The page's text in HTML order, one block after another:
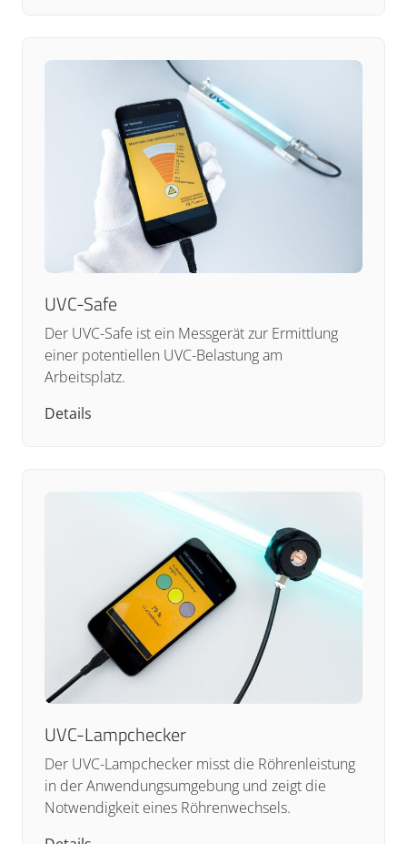
UVC-Safe
Der UVC-Safe ist ein Messgerät zur Ermittlung
einer potentiellen UVC-Belastung am
Arbeitsplatz.
Details
UVC-Lampchecker
Der UVC-Lampchecker misst die Röhrenleistung
in der Anwendungsumgebung und zeigt die
Notwendigkeit eines Röhrenwechsels.